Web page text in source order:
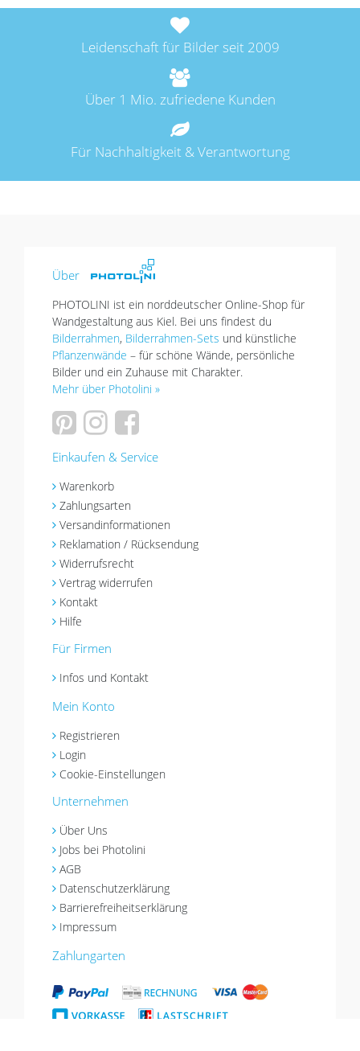
Leidenschaft für Bilder seit 2009
Über 1 Mio. zufriedene Kunden
Für Nachhaltigkeit & Verantwortung
Über
PHOTOLINI ist ein norddeutscher Online-Shop für
Wandgestaltung aus Kiel. Bei uns findest du
Bilderrahmen, Bilderrahmen-Sets und künstliche
Pflanzenwände – für schöne Wände, persönliche
Bilder und ein Zuhause mit Charakter.
Mehr über Photolini »
Einkaufen & Service
Warenkorb
Zahlungsarten
Versandinformationen
Reklamation / Rücksendung
Widerrufsrecht
Vertrag widerrufen
Kontakt
Hilfe
Für Firmen
Infos und Kontakt
Mein Konto
Registrieren
Login
Cookie-Einstellungen
Unternehmen
Über Uns
Jobs bei Photolini
AGB
Datenschutzerklärung
Barrierefreiheitserklärung
Impressum
Zahlungarten